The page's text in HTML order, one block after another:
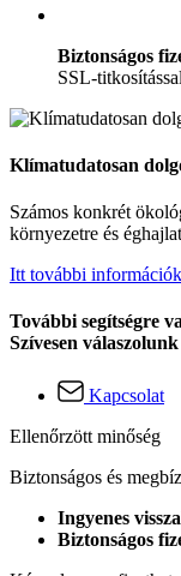
Biztonságos
SSL-titkosítással
Klímatudatosan
Számos konkrét
környezetre és
Itt további
További segítségre
Szívesen
Kapcsolat
Ellenőrzött minőség
Biztonságos és
Ingyenes
Biztonságos